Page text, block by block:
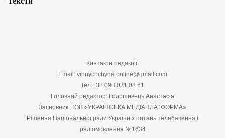
Контакти редакції:
Email: vinnychchyna.online@gmail.com
Тел:+38 098 031 08 61
Головний редактор: Голошивець Анастасія
Засновник: ТОВ «УКРАЇНСЬКА МЕДІАПЛАТФОРМА»
Рішення Національної ради України з питань телебачення і
радіомовлення №1634